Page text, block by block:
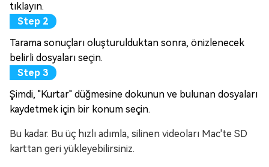
tıklayın.
Tarama sonuçları oluşturulduktan sonra, önizlenecek
belirli dosyaları seçin.
Şimdi, "Kurtar" düğmesine dokunun ve bulunan dosyaları
kaydetmek için bir konum seçin.
Bu kadar. Bu üç hızlı adımla, silinen videoları Mac'te SD
karttan geri yükleyebilirsiniz.